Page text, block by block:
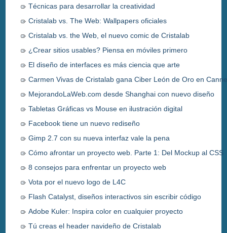
Técnicas para desarrollar la creatividad
Cristalab vs. The Web: Wallpapers oficiales
Cristalab vs. the Web, el nuevo comic de Cristalab
¿Crear sitios usables? Piensa en móviles primero
El diseño de interfaces es más ciencia que arte
Carmen Vivas de Cristalab gana Ciber León de Oro en
MejorandoLaWeb.com desde Shanghai con nuevo diseño
Tabletas Gráficas vs Mouse en ilustración digital
Facebook tiene un nuevo rediseño
Gimp 2.7 con su nueva interfaz vale la pena
Cómo afrontar un proyecto web. Parte 1: Del Mockup al CSS
8 consejos para enfrentar un proyecto web
Vota por el nuevo logo de L4C
Flash Catalyst, diseños interactivos sin escribir código
Adobe Kuler: Inspira color en cualquier proyecto
Tú creas el header navideño de Cristalab